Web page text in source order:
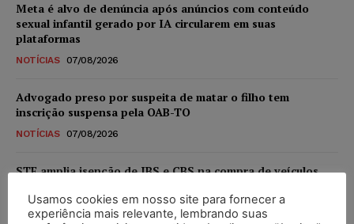
Meta é alvo de denúncia após anúncios com conteúdo
sexual infantil gerado por IA circularem em suas
plataformas
NOTÍCIAS 07/08/2026
Advogado preso por suspeita de matar o filho tem
inscrição suspensa pela OAB-TO
NOTÍCIAS 07/08/2026
STF amplia isenção de IBS e CBS na compra de veículos
níveis
Usamos cookies em nosso site para fornecer a
experiência mais relevante, lembrando suas